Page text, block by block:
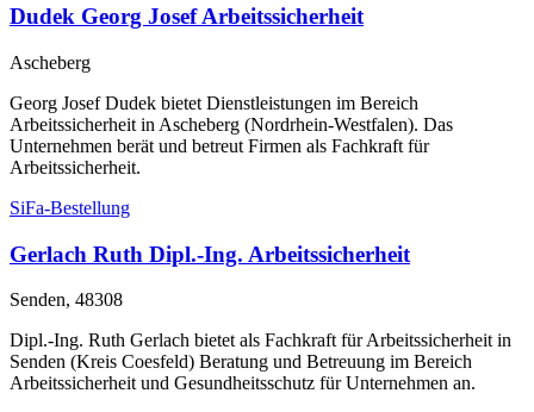
Dudek Georg Josef Arbeitssicherheit
Ascheberg
Georg Josef Dudek bietet Dienstleistungen im Bereich
Arbeitssicherheit in Ascheberg (Nordrhein-Westfalen). Das
Unternehmen berät und betreut Firmen als Fachkraft für
Arbeitssicherheit.
SiFa-Bestellung
Gerlach Ruth Dipl.-Ing. Arbeitssicherheit
Senden, 48308
Dipl.-Ing. Ruth Gerlach bietet als Fachkraft für Arbeitssicherheit in
Senden (Kreis Coesfeld) Beratung und Betreuung im Bereich
Arbeitssicherheit und Gesundheitsschutz für Unternehmen an.